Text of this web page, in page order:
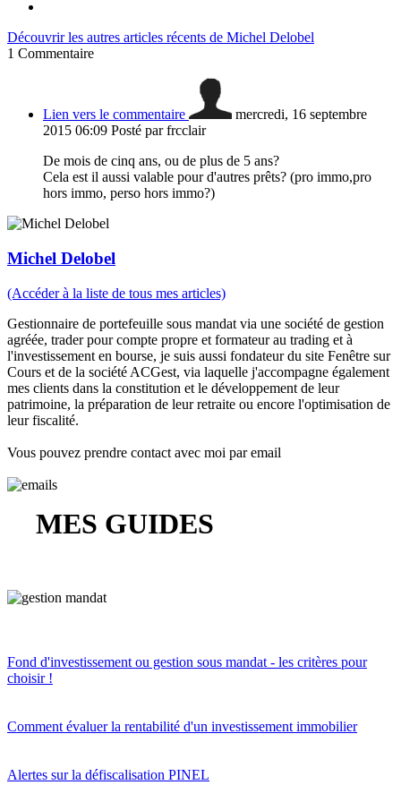
Découvrir les autres articles récents de Michel Delobel
1 Commentaire
Lien vers le commentaire
mercredi, 16 septembre
2015 06:09 Posté par frcclair
De mois de cinq ans, ou de plus de 5 ans?
Cela est il aussi valable pour d'autres prêts? (pro immo,pro
hors immo, perso hors immo?)
Michel Delobel
(Accéder à la liste de tous mes articles)
Gestionnaire de portefeuille sous mandat via une société de gestion
agréée, trader pour compte propre et formateur au trading et à
l'investissement en bourse, je suis aussi fondateur du site Fenêtre sur
Cours et de la société ACGest, via laquelle j'accompagne également
mes clients dans la constitution et le développement de leur
patrimoine, la préparation de leur retraite ou encore l'optimisation de
leur fiscalité.
Vous pouvez prendre contact avec moi par email
MES GUIDES
Fond d'investissement ou gestion sous mandat - les critères pour
choisir !
Comment évaluer la rentabilité d'un investissement immobilier
Alertes sur la défiscalisation PINEL